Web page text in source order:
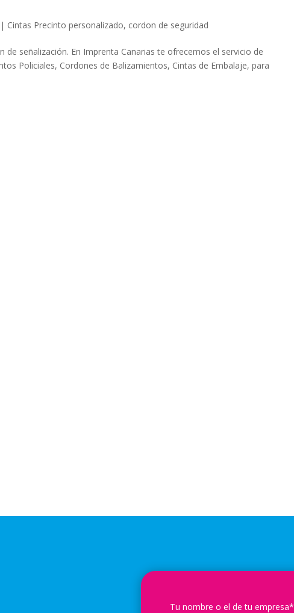
| Cintas Precinto personalizado, cordon de seguridad
señalización. En Imprenta Canarias te ofrecemos el servicio de
Policiales, Cordones de Balizamientos, Cintas de Embalaje, para
Tu nombre o el de tu empresa*